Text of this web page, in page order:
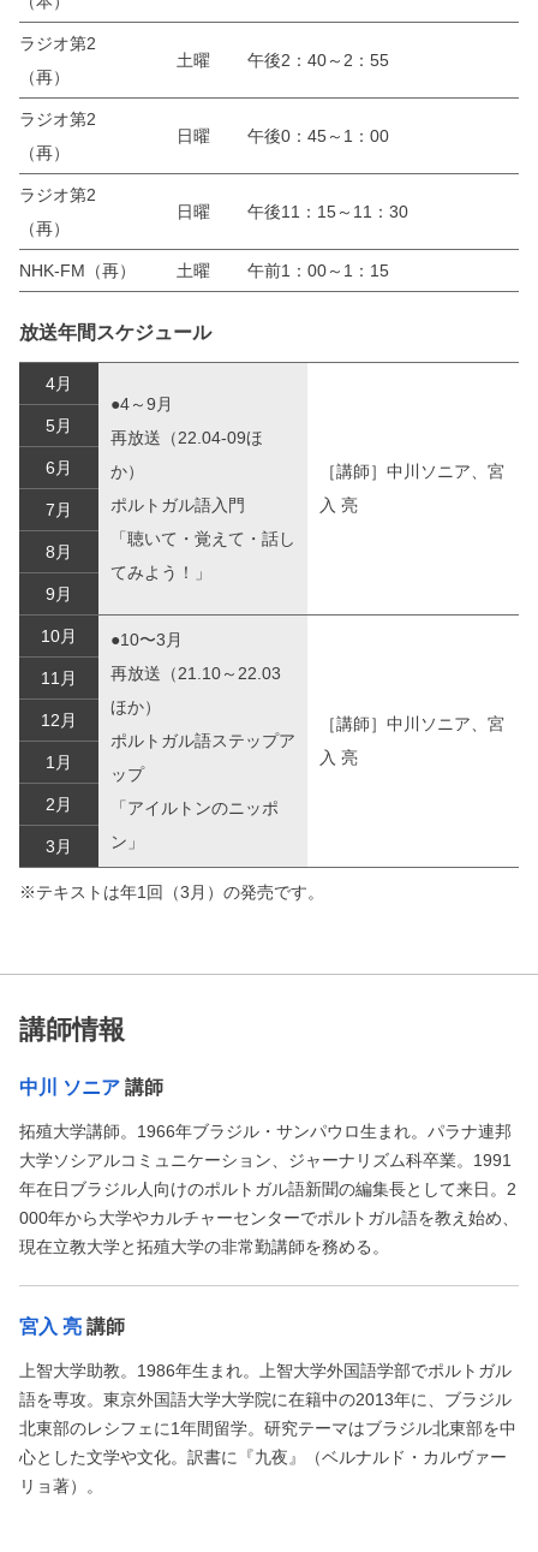
ラジオ第2
（再）
土曜 午後2：40～2：55
ラジオ第2
（再）
日曜 午後0：45～1：00
ラジオ第2
（再）
日曜 午後11：15～11：30
NHK-FM（再） 土曜 午前1：00～1：15
放送年間スケジュール
4月
●4～9月
再放送（22.04-09ほ
か）
ポルトガル語入門
「聴いて・覚えて・話し
てみよう！」
［講師］中川ソニア、宮
入 亮
5月
6月
7月
8月
9月
10月
●10〜3月
再放送（21.10～22.03
ほか）
ポルトガル語ステップア
ップ
「アイルトンのニッポ
ン」
［講師］中川ソニア、宮
入 亮
11月
12月
1月
2月
3月
※テキストは年1回（3月）の発売です。
講師情報
中川 ソニア 講師
拓殖大学講師。1966年ブラジル・サンパウロ生まれ。パラナ連邦
大学ソシアルコミュニケーション、ジャーナリズム科卒業。1991
年在日ブラジル人向けのポルトガル語新聞の編集長として来日。2
000年から大学やカルチャーセンターでポルトガル語を教え始め、
現在立教大学と拓殖大学の非常勤講師を務める。
宮入 亮 講師
上智大学助教。1986年生まれ。上智大学外国語学部でポルトガル
語を専攻。東京外国語大学大学院に在籍中の2013年に、ブラジル
北東部のレシフェに1年間留学。研究テーマはブラジル北東部を中
心とした文学や文化。訳書に『九夜』（ベルナルド・カルヴァー
リョ著）。